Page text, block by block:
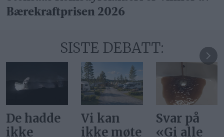
Bærekraftprisen 2026
SISTE DEBATT:
Vi kan
ikke møte
Svar på
«Gi alle
Ønsker vi
at